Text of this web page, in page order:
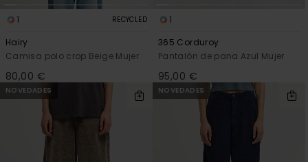
1 RECYCLED
Hairy
Camisa polo crop Beige Mujer
80,00 €
1
365 Corduroy
Pantalón de pana Azul Mujer
95,00 €
NOVEDADES NOVEDADES